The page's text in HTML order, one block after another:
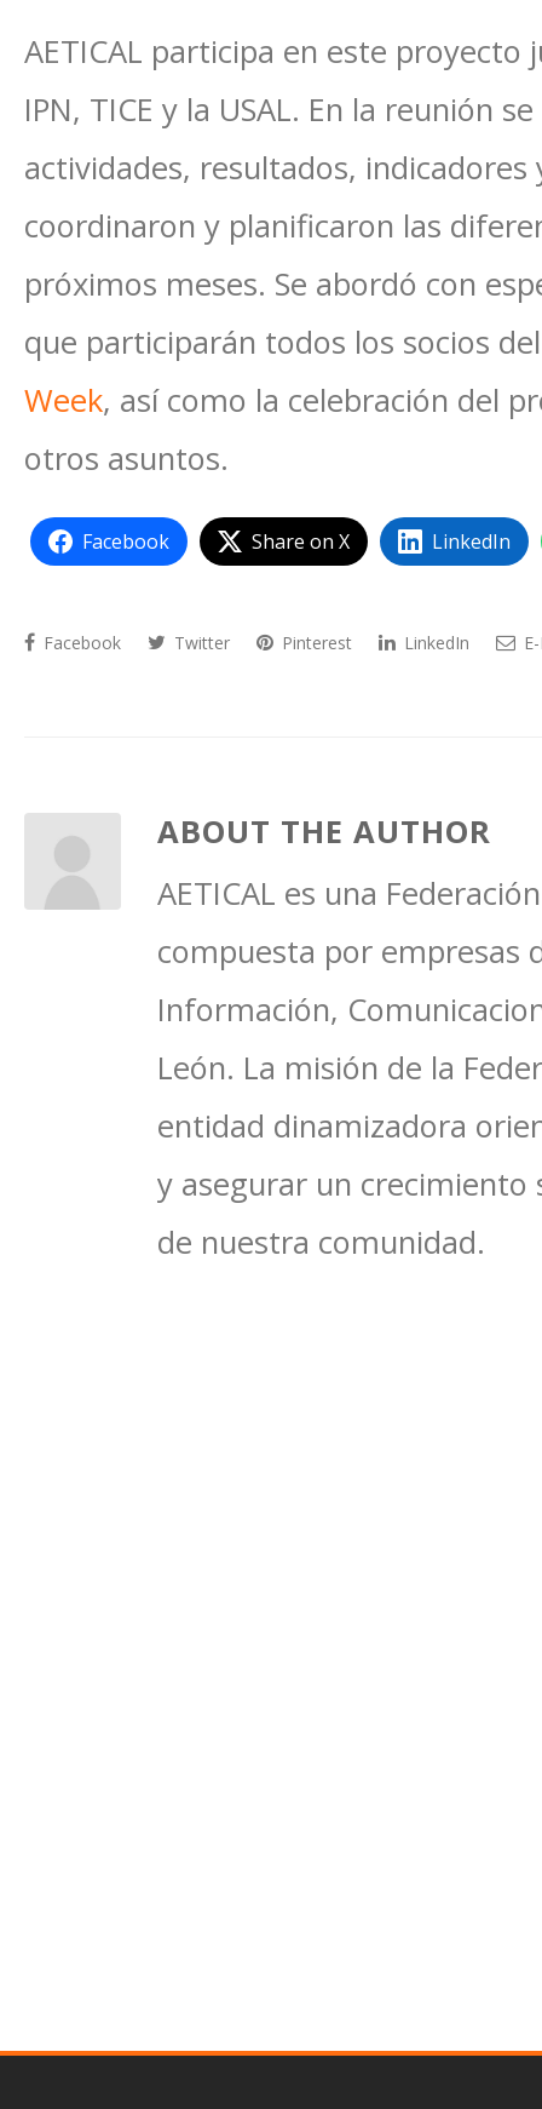
AETICAL participa en este proyecto
IPN, TICE y la USAL. En la reunión
actividades, resultados,
coordinaron y planificaron las
próximos meses. Se abordó con
que participarán todos los socios
Week, así como la celebración del
otros asuntos.
Facebook Share on X LinkedIn
Facebook Twitter Pinterest LinkedIn
ABOUT THE AUTHOR
AETICAL es una
compuesta por empresas
Información,
León. La misión de la
entidad dinamizadora
y asegurar un crecimiento
de nuestra comunidad.